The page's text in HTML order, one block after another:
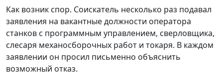
Как возник спор. Соискатель несколько раз подавал
заявления на вакантные должности оператора
станков с программным управлением, сверловщика,
слесаря механосборочных работ и токаря. В каждом
заявлении он просил письменно объяснить
возможный отказ.